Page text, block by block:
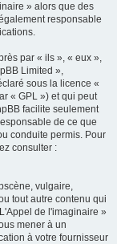
» alors que des
responsable
par « ils », « eux »,
Limited »,
sous la licence «
« GPL ») et qui peut
facilite seulement
de ce que
conduite permis. Pour
consulter :
vulgaire,
tout autre contenu qui
de l'imaginaire »
mener à un
à votre fournisseur